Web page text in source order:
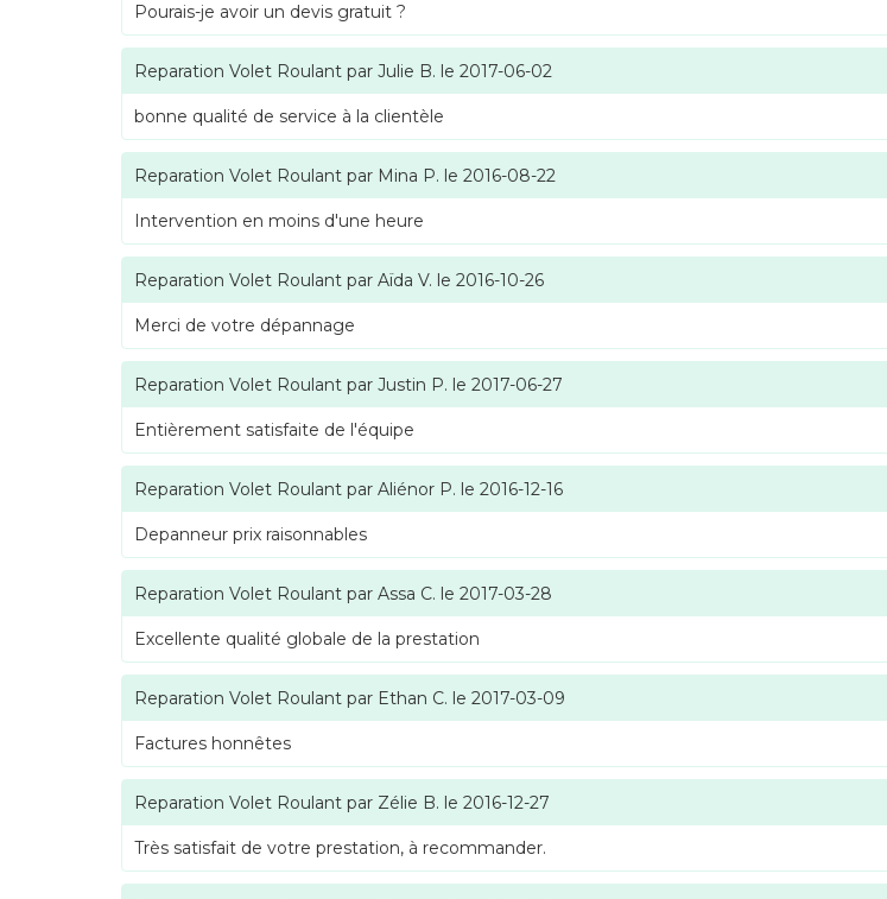
Pourais-je avoir un devis gratuit ?
Reparation Volet Roulant par Julie B. le 2017-06-02
bonne qualité de service à la clientèle
Reparation Volet Roulant par Mina P. le 2016-08-22
Intervention en moins d'une heure
Reparation Volet Roulant par Aïda V. le 2016-10-26
Merci de votre dépannage
Reparation Volet Roulant par Justin P. le 2017-06-27
Entièrement satisfaite de l'équipe
Reparation Volet Roulant par Aliénor P. le 2016-12-16
Depanneur prix raisonnables
Reparation Volet Roulant par Assa C. le 2017-03-28
Excellente qualité globale de la prestation
Reparation Volet Roulant par Ethan C. le 2017-03-09
Factures honnêtes
Reparation Volet Roulant par Zélie B. le 2016-12-27
Très satisfait de votre prestation, à recommander.